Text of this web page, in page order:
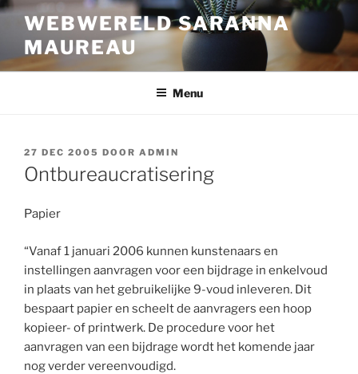
Ga
inhoud
WEBWERELD SARANNA
MAUREAU
Menu
GEPLAATST
OP
27 DEC 2005 DOOR ADMIN
Ontbureaucratisering
Papier
“Vanaf 1 januari 2006 kunnen kunstenaars en
instellingen aanvragen voor een bijdrage in enkelvoud
in plaats van het gebruikelijke 9-voud inleveren. Dit
bespaart papier en scheelt de aanvragers een hoop
kopieer- of printwerk. De procedure voor het
aanvragen van een bijdrage wordt het komende jaar
nog verder vereenvoudigd.